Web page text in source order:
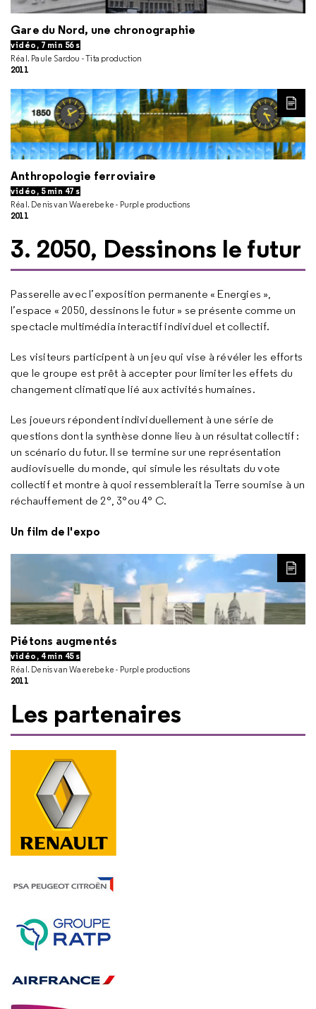
Gare du Nord, une chronographie
vidéo, 7 min 56 s
Réal. Paule Sardou - Tita production
2011
Anthropologie ferroviaire
vidéo, 5 min 47 s
Réal. Denis van Waerebeke - Purple productions
2011
LIRE
3. 2050, Dessinons le futur
Passerelle avec l’exposition permanente « Energies »,
l’espace « 2050, dessinons le futur » se présente comme un
spectacle multimédia interactif individuel et collectif.
Les visiteurs participent à un jeu qui vise à révéler les efforts
que le groupe est prêt à accepter pour limiter les effets du
changement climatique lié aux activités humaines.
Les joueurs répondent individuellement à une série de
questions dont la synthèse donne lieu à un résultat collectif :
un scénario du futur. Il se termine sur une représentation
audiovisuelle du monde, qui simule les résultats du vote
collectif et montre à quoi ressemblerait la Terre soumise à un
réchauffement de 2°, 3°ou 4° C.
Un film de l'expo
Piétons augmentés
vidéo, 4 min 45 s
Réal. Denis van Waerebeke - Purple productions
2011
LIRE
Les partenaires